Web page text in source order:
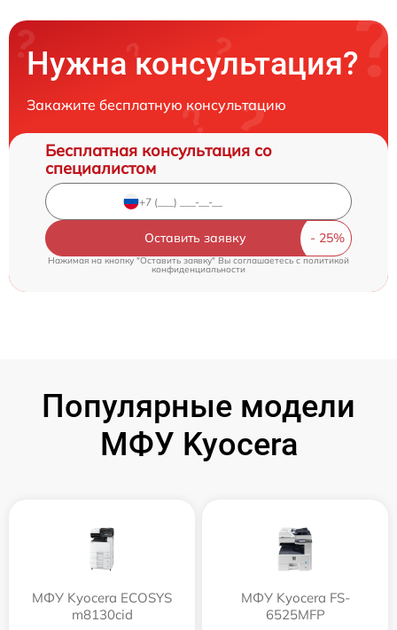
Нужна консультация?
Закажите бесплатную консультацию
Бесплатная консультация со
специалистом
Оставить заявку
Нажимая на кнопку "Оставить заявку" Вы соглашаетесь c политикой
конфиденциальности
Популярные модели
МФУ Kyocera
МФУ Kyocera ECOSYS
m8130cid
МФУ Kyocera FS-
6525MFP